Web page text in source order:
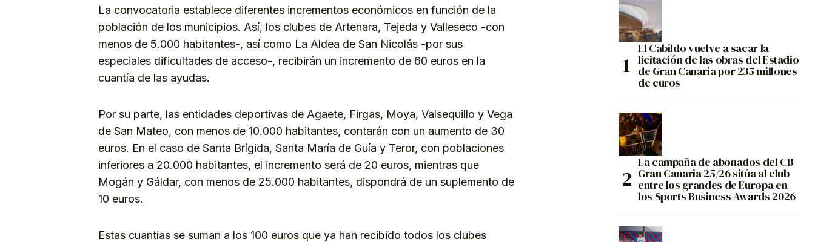
La convocatoria establece diferentes incrementos económicos en función de la
población de los municipios. Así, los clubes de Artenara, Tejeda y Valleseco -con
menos de 5.000 habitantes-, así como La Aldea de San Nicolás -por sus
especiales dificultades de acceso-, recibirán un incremento de 60 euros en la
cuantía de las ayudas.
Por su parte, las entidades deportivas de Agaete, Firgas, Moya, Valsequillo y Vega
de San Mateo, con menos de 10.000 habitantes, contarán con un aumento de 30
euros. En el caso de Santa Brígida, Santa María de Guía y Teror, con poblaciones
inferiores a 20.000 habitantes, el incremento será de 20 euros, mientras que
Mogán y Gáldar, con menos de 25.000 habitantes, dispondrá de un suplemento de
10 euros.
Estas cuantías se suman a los 100 euros que ya han recibido todos los clubes
El Cabildo vuelve a sacar la
licitación de las obras del Estadio
de Gran Canaria por 235 millones
de euros
La campaña de abonados del CB
Gran Canaria 25/26 sitúa al club
entre los grandes de Europa en
los Sports Business Awards 2026